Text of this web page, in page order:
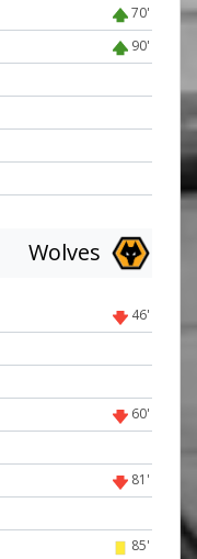
70'
90'
Wolves
46'
60'
81'
85'